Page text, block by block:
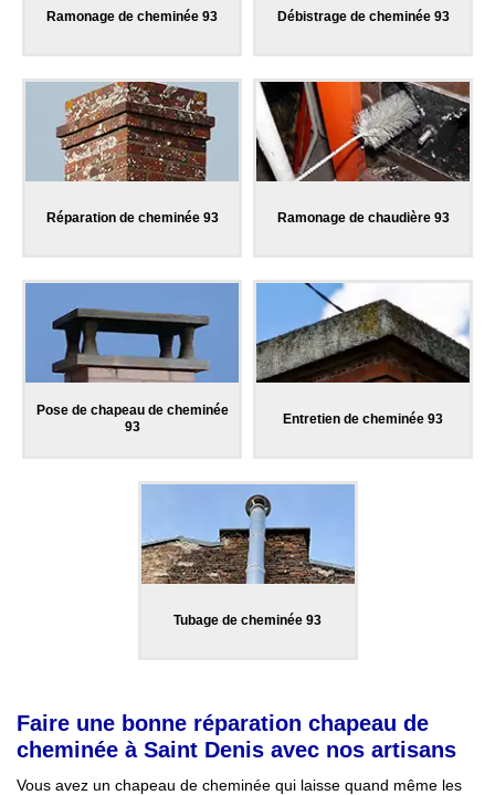
Ramonage de cheminée 93 Débistrage de cheminée 93
Réparation de cheminée 93 Ramonage de chaudière 93
Pose de chapeau de cheminée
93
Entretien de cheminée 93
Tubage de cheminée 93
Faire une bonne réparation chapeau de
cheminée à Saint Denis avec nos artisans
Vous avez un chapeau de cheminée qui laisse quand même les